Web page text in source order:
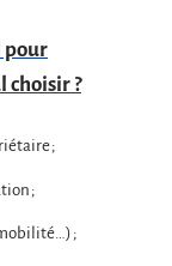
pour
choisir ?
;
;
;